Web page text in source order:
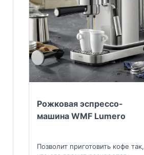
Рожковая эспрессо-
машина WMF Lumero
Позволит приготовить кофе так,